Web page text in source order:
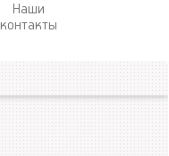
Наши
контакты